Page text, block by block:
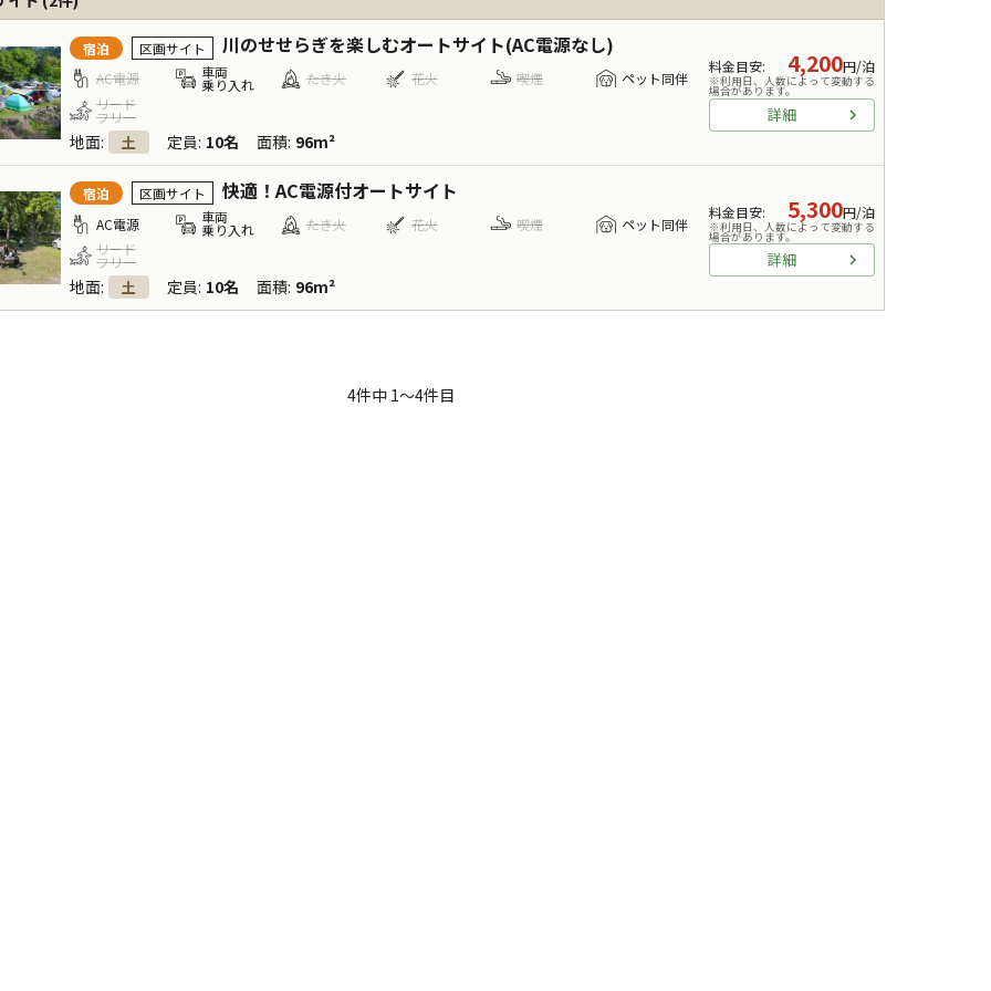
宿泊 区画サイト 川のせせらぎを楽しむオートサイト(AC電源なし)
AC電源 車両
乗り入れ たき火 花火 喫煙
ペット同伴
リード
フリー
地面: 土 定員: 10名 面積: 96m²
料金目安: 4,200円/泊
※利用日、人数によって変動する
場合があります。
詳細
宿泊 区画サイト 快適！AC電源付オートサイト
AC電源 車両
乗り入れ たき火 花火 喫煙
ペット同伴
リード
フリー
地面: 土 定員: 10名 面積: 96m²
料金目安: 5,300円/泊
※利用日、人数によって変動する
場合があります。
詳細
4件中 1〜4件目